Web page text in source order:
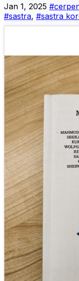
Jan 1, 2025
#sastra, #sastra